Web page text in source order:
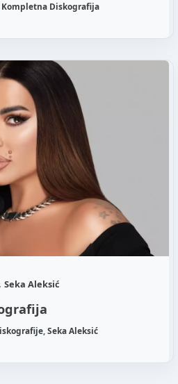
Kompletna Diskografija
Seka Aleksić
,Seka Aleksić